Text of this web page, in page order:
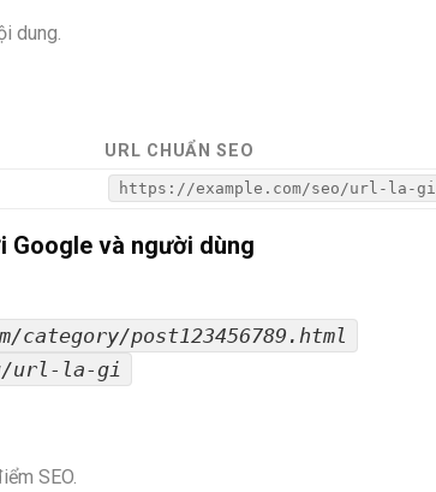
dung.
URL CHUẨN SEO
https://example.com/seo/url-la-gi
Google và người dùng
category/post123456789.html
url-la-gi
SEO.